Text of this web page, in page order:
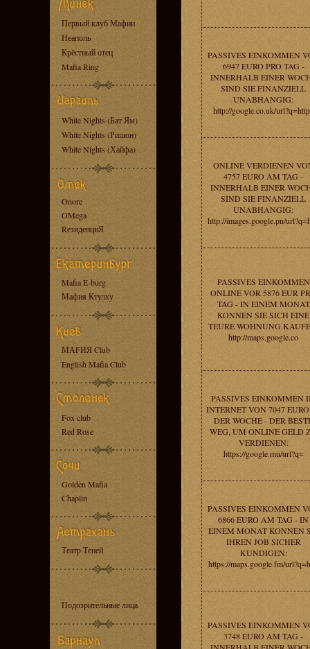
Первый клуб Мафии
Неаполь
Крёстный отец
Mafia Ring
White Nights (Бат Ям)
White Nights (Ришон)
White Nights (Хайфа)
Onore
OMega
RезиденциЯ
Mafia E-burg
Мафия Ктулху
МАFИЯ Club
English Mafia Club
Fox club
Red Rose
Golden Mafia
Chaplin
Театр Теней
Подозрительные лица
PASSIVES EINKOMMEN
6947 EURO PRO TAG -
INNERHALB EINER
SIND SIE FINANZIELL
UNABHANGIG:
http://google.co.uk/
ONLINE VERDIENEN
4757 EURO AM TAG -
INNERHALB EINER
SIND SIE FINANZIELL
UNABHANGIG:
http://images.google.pn/
PASSIVES EINKOMMEN
ONLINE VOR 5876 EUR
TAG - IN EINEM MONAT
KONNEN SIE SICH EINE
TEURE WOHNUNG
http://maps.google.co
PASSIVES EINKOMMEN
INTERNET VON 7047
DER WOCHE - DER
WEG, UM ONLINE GELD
VERDIENEN:
https://google.mu/url?q=
PASSIVES EINKOMMEN
6866 EURO AM TAG - IN
EINEM MONAT KONNEN
IHREN JOB SICHER
KUNDIGEN:
https://maps.google.fm/
PASSIVES EINKOMMEN
3748 EURO AM TAG -